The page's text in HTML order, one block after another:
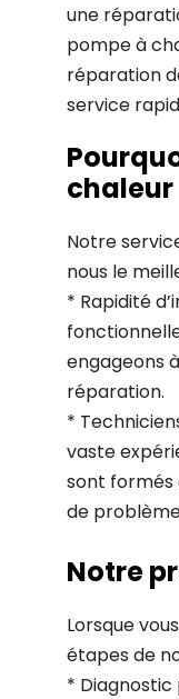
une
pompe à
réparation
service
chaleur
Notre
nous le
* Rapidité
engageons
réparation.
*
vaste
sont formés
de
Notre
Lorsque
étapes de
*